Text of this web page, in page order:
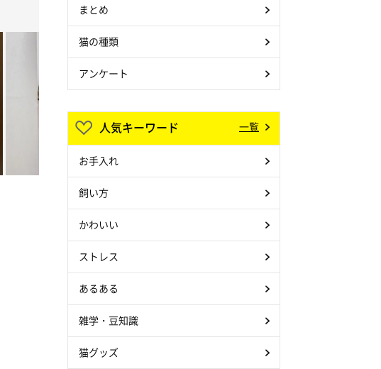
まとめ
猫の種類
アンケート
人気キーワード 一覧
お手入れ
飼い方
かわいい
ストレス
あるある
雑学・豆知識
猫グッズ